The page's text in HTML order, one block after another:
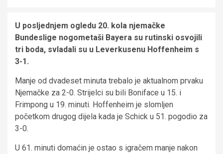
U posljednjem ogledu 20. kola njemačke
Bundeslige nogometaši Bayera su rutinski osvojili
tri boda, svladali su u Leverkusenu Hoffenheim s
3-1.
Manje od dvadeset minuta trebalo je aktualnom prvaku
Njemačke za 2-0. Strijelci su bili Boniface u 15. i
Frimpong u 19. minuti. Hoffenheim je slomljen
početkom drugog dijela kada je Schick u 51. pogodio za
3-0.
U 61. minuti domaćin je ostao s igračem manje nakon